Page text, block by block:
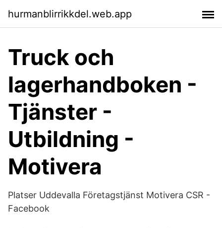
hurmanblirrikkdel.web.app
Truck och
lagerhandboken -
Tjänster -
Utbildning -
Motivera
Platser Uddevalla Företagstjänst Motivera CSR -
Facebook